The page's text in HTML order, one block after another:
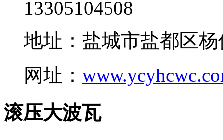
13305104508
地址：盐城市盐都区
网址：
滚压大波瓦